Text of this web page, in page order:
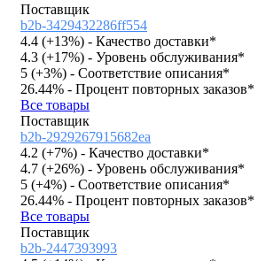
Поставщик
b2b-3429432286ff554
4.4 (+13%) - Качество доставки*
4.3 (+17%) - Уровень обслуживания*
5 (+3%) - Соответствие описания*
26.44% - Процент повторных заказов*
Все товары
Поставщик
b2b-2929267915682ea
4.2 (+7%) - Качество доставки*
4.7 (+26%) - Уровень обслуживания*
5 (+4%) - Соответствие описания*
26.44% - Процент повторных заказов*
Все товары
Поставщик
b2b-2447393993